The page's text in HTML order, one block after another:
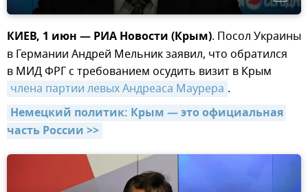
КИЕВ, 1 июн — РИА Новости (Крым). Посол Украины
в Германии Андрей Мельник заявил, что обратился
в МИД ФРГ с требованием осудить визит в Крым
члена партии левых Андреаса Маурера .
Немецкий политик: Крым — это официальная
часть России >>